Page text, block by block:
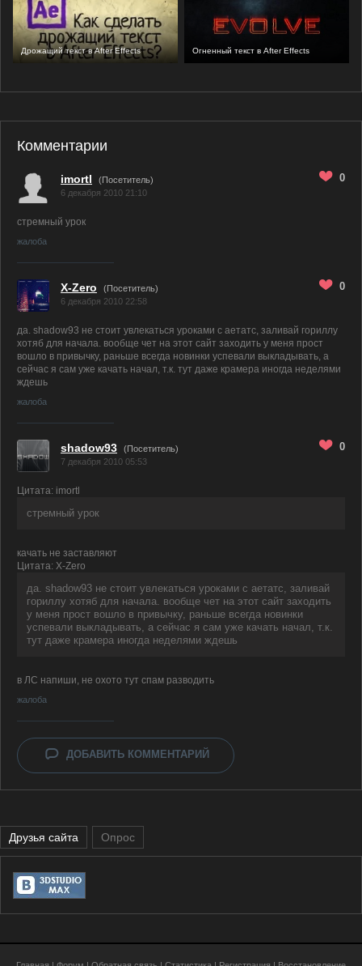
Дрожащий текст в After Effects Огненный текст в After Effects
Комментарии
imortl
(Посетитель)
6 декабря 2010 21:10
0
стремный урок
жалоба
X-Zero
(Посетитель)
6 декабря 2010 22:58
0
да. shadow93 не стоит увлекаться уроками с аетатс, заливай гориллу
хотяб для начала. вообще чет на этот сайт заходить у меня прост
вошло в привычку, раньше всегда новинки успевали выкладывать, а
сейчас я сам уже качать начал, т.к. тут даже крамера иногда неделями
ждешь
жалоба
shadow93
(Посетитель)
7 декабря 2010 05:53
0
Цитата: imortl
стремный урок
качать не заставляют
Цитата: X-Zero
да. shadow93 не стоит увлекаться уроками с аетатс, заливай
гориллу хотяб для начала. вообще чет на этот сайт заходить
у меня прост вошло в привычку, раньше всегда новинки
успевали выкладывать, а сейчас я сам уже качать начал, т.к.
тут даже крамера иногда неделями ждешь
в ЛС напиши, не охото тут спам разводить
жалоба
ДОБАВИТЬ КОММЕНТАРИЙ
Друзья сайта Опрос